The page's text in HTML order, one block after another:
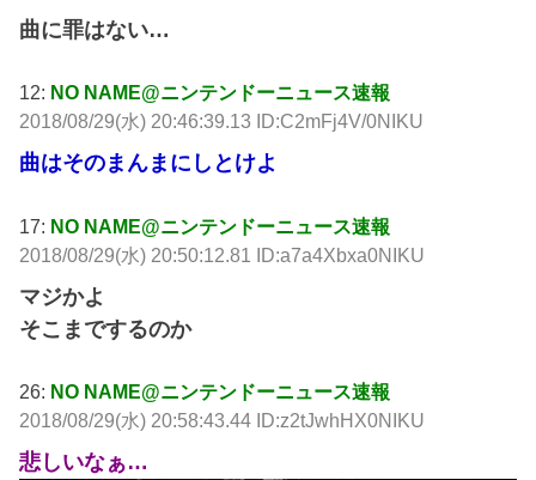
曲に罪はない…
12: NO NAME@ニンテンドーニュース速報
2018/08/29(水) 20:46:39.13 ID:C2mFj4V/0NIKU
曲はそのまんまにしとけよ
17: NO NAME@ニンテンドーニュース速報
2018/08/29(水) 20:50:12.81 ID:a7a4Xbxa0NIKU
マジかよ
そこまでするのか
26: NO NAME@ニンテンドーニュース速報
2018/08/29(水) 20:58:43.44 ID:z2tJwhHX0NIKU
悲しいなぁ…